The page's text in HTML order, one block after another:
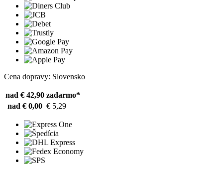
Cena dopravy: Slovensko
nad € 42,90 zadarmo*
nad € 0,00 € 5,29